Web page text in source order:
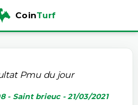
CoinTurf
Pmu du jour
- Saint brieuc - 21/03/2021